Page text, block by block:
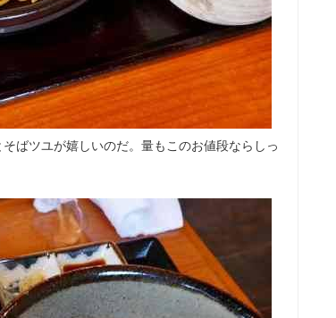
ばツユが嬉しいのだ。量もこのお値段ならしっ